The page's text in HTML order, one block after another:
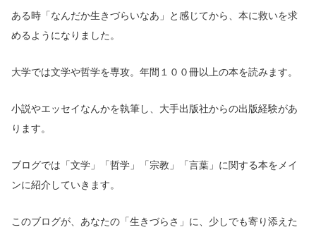
ある時「なんだか生きづらいなあ」と感じてから、本に救いを求
めるようになりました。
大学では文学や哲学を専攻。年間１００冊以上の本を読みます。
小説やエッセイなんかを執筆し、大手出版社からの出版経験があ
ります。
ブログでは「文学」「哲学」「宗教」「言葉」に関する本をメイ
ンに紹介していきます。
このブログが、あなたの「生きづらさ」に、少しでも寄り添えた